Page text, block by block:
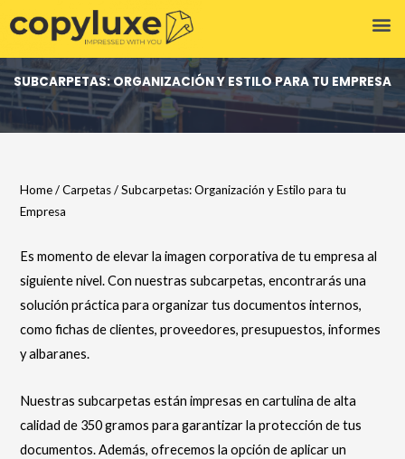
SUBCARPETAS: ORGANIZACIÓN Y ESTILO PARA TU EMPRESA
Home/Carpetas/ Subcarpetas: Organización y Estilo para tu
Empresa
Es momento de elevar la imagen corporativa de tu empresa al
siguiente nivel. Con nuestras subcarpetas, encontrarás una
solución práctica para organizar tus documentos internos,
como fichas de clientes, proveedores, presupuestos, informes
y albaranes.
Nuestras subcarpetas están impresas en cartulina de alta
calidad de 350 gramos para garantizar la protección de tus
documentos. Además, ofrecemos la opción de aplicar un